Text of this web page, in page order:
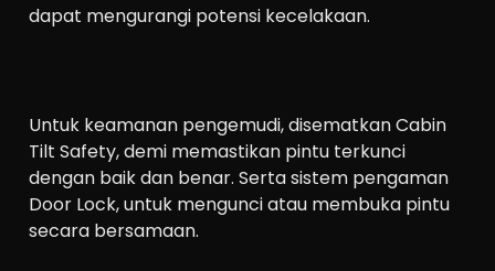
dapat mengurangi potensi kecelakaan.
Untuk keamanan pengemudi, disematkan Cabin
Tilt Safety, demi memastikan pintu terkunci
dengan baik dan benar. Serta sistem pengaman
Door Lock, untuk mengunci atau membuka pintu
secara bersamaan.